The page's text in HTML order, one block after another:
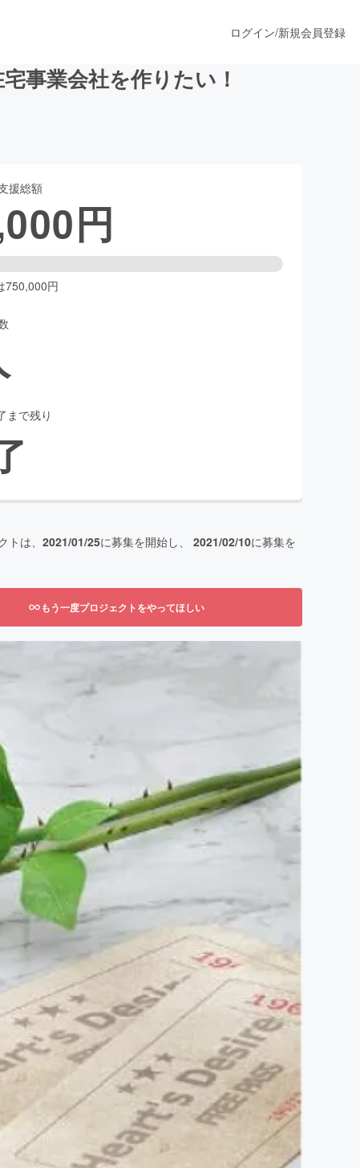
ファッション
ログイン/新規会員登録
事業会社を作りたい！
援総額
円
750,000円
まで残り
トは、 2021/01/25に募集を開始し、 2021/02/10に募集を
もう一度プロジェクトをやってほしい